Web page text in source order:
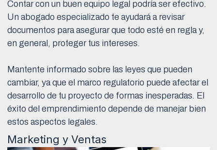
Contar con un buen equipo legal podría ser efectivo.
Un abogado especializado te ayudará a revisar
documentos para asegurar que todo esté en regla y,
en general, proteger tus intereses.
Mantente informado sobre las leyes que pueden
cambiar, ya que el marco regulatorio puede afectar el
desarrollo de tu proyecto de formas inesperadas. El
éxito del emprendimiento depende de manejar bien
estos aspectos legales.
Marketing y Ventas